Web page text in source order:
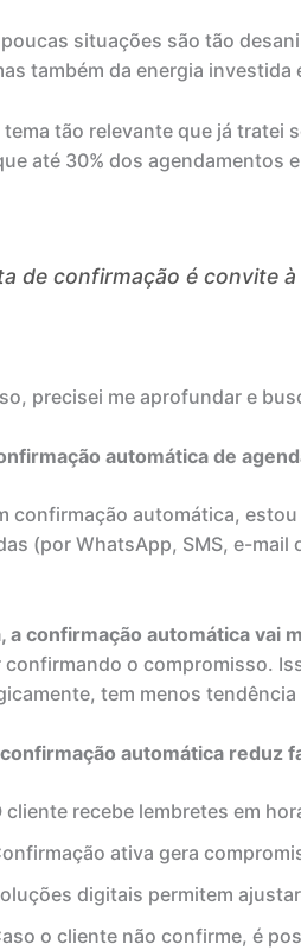
poucas situações são tão
também da energia
tema tão relevante que já tratei
até 30% dos agendamentos
de confirmação é convite à
precisei me aprofundar e
automática de
confirmação automática,
(por WhatsApp, SMS, e-
a confirmação automática vai
o compromisso.
tem menos
automática reduz
cliente recebe lembretes em
ativa gera
digitais permitem
o cliente não confirme, é